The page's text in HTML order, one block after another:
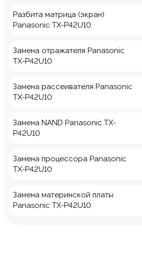
Разбита матрица (экран)
Panasonic TX-P42U10
Замена отражателя Panasonic
TX-P42U10
Замена рассеивателя Panasonic
TX-P42U10
Замена NAND Panasonic TX-
P42U10
Замена процессора Panasonic
TX-P42U10
Замена материнской платы
Panasonic TX-P42U10